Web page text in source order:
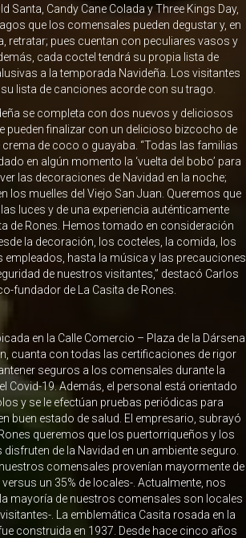
Santa, Candy Cane Colada y Three Kings Day,
que los comensales pueden degustar y, en
retratar; pues cuentan con peculiares vasos y
cada coctel tendrá su propia lista de
a la temporada Navideña. Los visitantes
lista de canciones acorde con su trago.
se completa con dos nuevos y deliciosos
pueden finalizar con un delicioso bizcocho de
de coco o guayaba. “Todas las familias
en algún momento la ‘vuelta del bobo’ para
las decoraciones de Navidad en la noche;
los muelles del Viejo San Juan. Queremos que
luces y de una experiencia auténticamente
de Rones. Hemos tomado en consideración
la decoración, los cocteles, la comida, los
empleados, hasta la música y las precauciones
de nuestros visitantes,” destacó Carlos
fundador de La Casita de Rones.
en la Calle Comercio – Plaza de la Dársena
cuanta con todas las certificaciones de rigor
seguros a los comensales durante la
Covid-19. Además, el personal está orientado
y se le efectúan pruebas periódicas para
buen estado de salud. El empresario, subrayó
queremos que los puertorriqueños y los
de la Navidad en un ambiente seguro.
comensales provenían mayormente de
un 35% de locales-. Actualmente, nos
mayoría de nuestros comensales son locales
. La emblemática Casita rosada en la
construida en 1937. Desde hace cinco años